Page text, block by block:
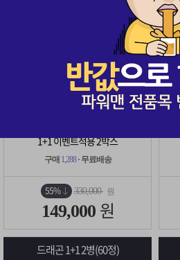
1+1 이벤트적용 2박스
구매 1,288· 무료배송
55% 330,000 원
149,000 원
드래곤 1+1 2병(60정)